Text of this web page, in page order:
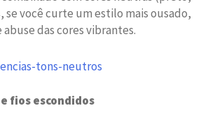
se você curte um estilo mais ousado,
das cores vibrantes.
fios escondidos